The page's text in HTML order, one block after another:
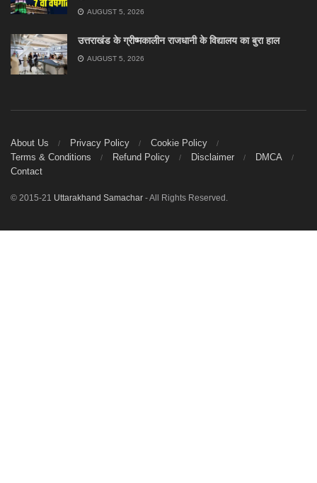
AUGUST 5, 2026
उत्तराखंड के ग्रीष्मकालीन राजधानी के विद्यालय का बुरा हाल
AUGUST 5, 2026
About Us Privacy Policy
Cookie Policy
Terms & Conditions
Refund Policy Disclaimer
DMCA
Contact
© 2015-21 Uttarakhand Samachar - All Rights Reserved.